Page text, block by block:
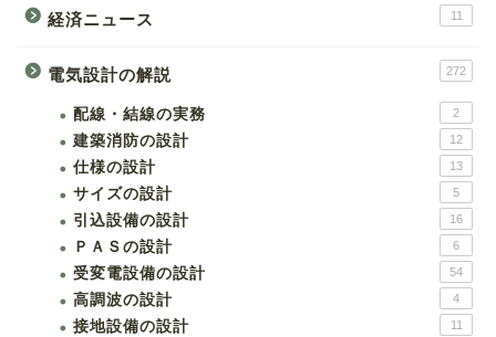
経済ニュース 11
電気設計の解説 272
配線・結線の実務 2
建築消防の設計 12
仕様の設計 13
サイズの設計 5
引込設備の設計 16
ＰＡＳの設計 6
受変電設備の設計 54
高調波の設計 4
接地設備の設計 11